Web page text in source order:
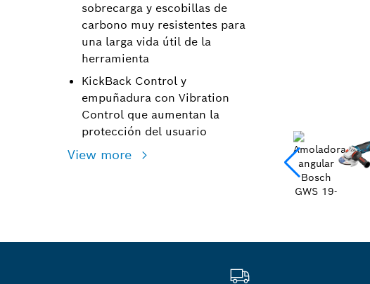
sobrecarga y escobillas de
carbono muy resistentes para
una larga vida útil de la
herramienta
KickBack Control y
empuñadura con Vibration
Control que aumentan la
protección del usuario
View more